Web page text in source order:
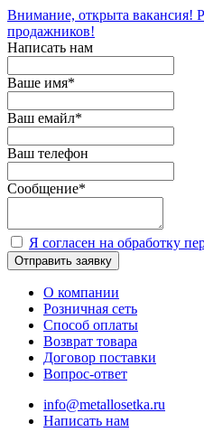
Внимание, открыта вакансия!
продажников!
Написать нам
Ваше имя*
Ваш емайл*
Ваш телефон
Сообщение*
Я согласен на обработку
Отправить заявку
О компании
Розничная сеть
Способ оплаты
Возврат товара
Договор поставки
Вопрос-ответ
info@metallosetka.ru
Написать нам